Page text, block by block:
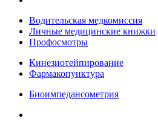
Водительская медкомиссия
Личные медицинские книжки
Профосмотры
Кинезиотейпирование
Фармакопунктура
Биоимпедансометрия